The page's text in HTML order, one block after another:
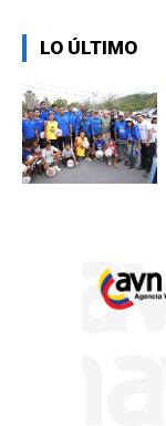
LO ÚLTIMO